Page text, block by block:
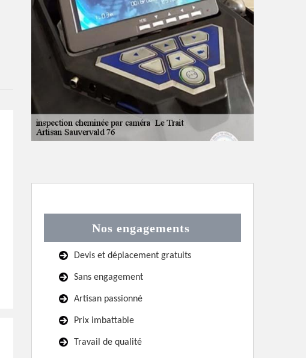
Nos engagements
Devis et déplacement gratuits
Sans engagement
Artisan passionné
Prix imbattable
Travail de qualité